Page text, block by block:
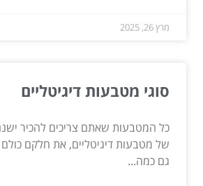
מרץ 26, 2025
סוגי מטבעות דיגיטליים
כל המטבעות שאתם צריכים להכיר
של מטבעות דיגיטליים, את חלקם
גם כמה...